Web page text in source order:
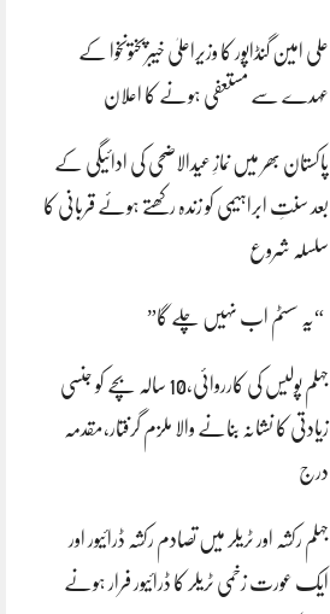
علی امین گنڈاپور کا وزیراعلیٰ خیبرپختونخوا کے
عہدے سے مستعفی ہونے کا اعلان
پاکستان بھر میں نمازِ عیدالاضحی کی ادائیگی کے
بعد سنتِ ابراہیمی کو زندہ رکھتے ہوئے قربانی کا
سلسلہ شروع
“یہ سسٹم اب نہیں چلے گا”
جہلم پولیس کی کارروائی،10 سالہ بچے کو جنسی
زیادتی کا نشانہ بنانے والا ملزم گرفتار،مقدمہ
درج
جہلم رکشہ اور ٹریلر میں تصادم رکشہ ڈرائیور اور
ایک عورت زخمی ٹریلر کا ڈرائیور فرار ہونے